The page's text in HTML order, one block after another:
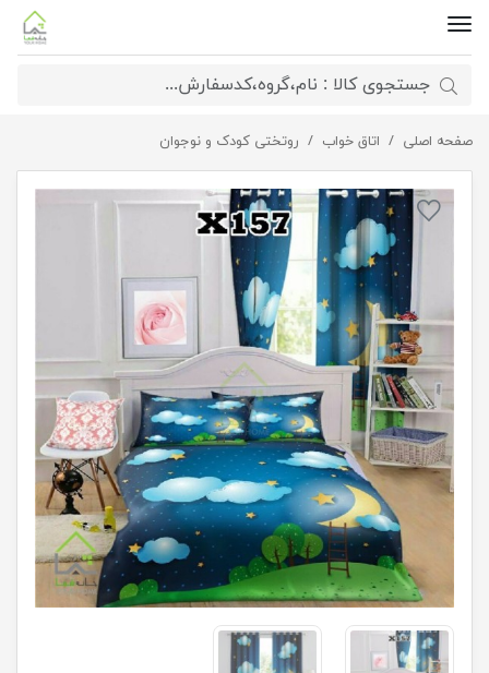
صفحه اصلی اتاق خواب روتختی کودک و نوجوانست روتختی و پرده کودکانه